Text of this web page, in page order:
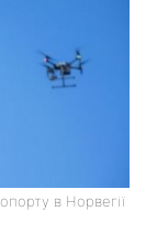
в Норвегії